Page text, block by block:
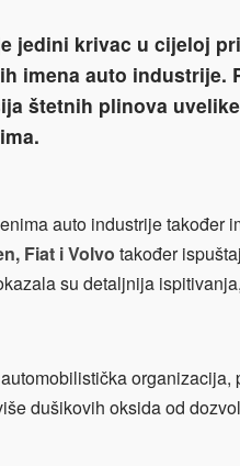
jedini krivac u cijeloj
imena auto industrije.
štetnih plinova
auto industrije također
Fiat i Volvo također
su detaljnija
organizacija,
dušikovih oksida od